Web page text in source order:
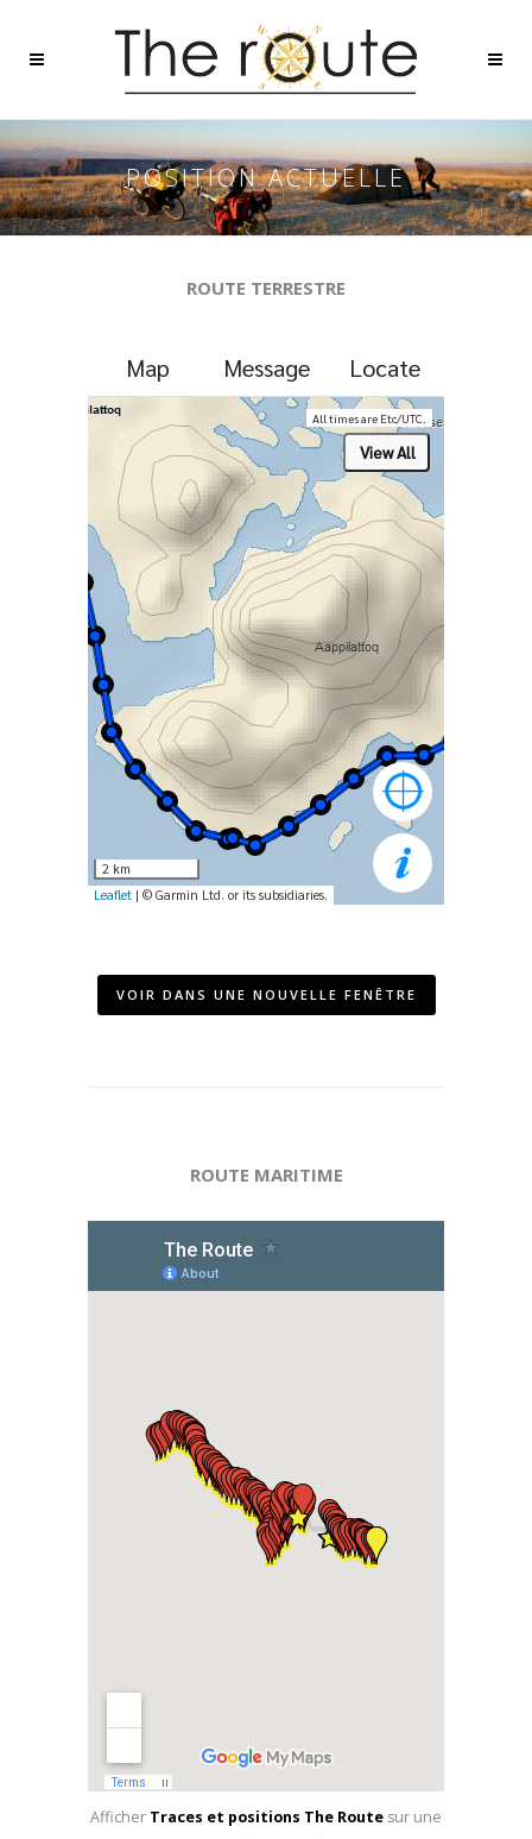
POSITION ACTUELLE
ROUTE TERRESTRE
VOIR DANS UNE NOUVELLE FENÊTRE
ROUTE MARITIME
Afficher Traces et positions The Route sur une